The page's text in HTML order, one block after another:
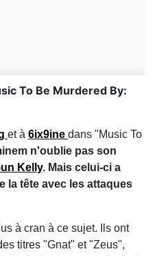
To Be Murdered By:
et à 6ix9ine dans "Music To
n'oublie pas son
Kelly. Mais celui-ci a
la tête avec les attaques
à cran à ce sujet. Ils ont
titres "Gnat" et "Zeus",